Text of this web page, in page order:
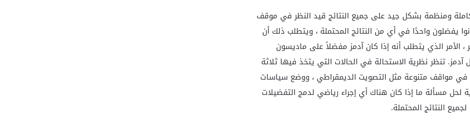
ومنظمة بشكل جيد على جميع النتائج قيد النظر في موقف
يفضلون واحدًا في أي من النتائج المحتملة ، ويتطلب ذلك أن
، الأمر الذي يتطلب أنه إذا كان آدمز مفضلاً على ماديسون
تنظر نظرية الاستحالة في الحالات التي يتخذ فيها ثلاثة
في مواقف متنوعة مثل التصويت الديمقراطي ، ووضع سياسات
لحل مسألة ما إذا كان هناك أي إجراء رياضي لدمج التفضيلات
النتائج المحتملة.